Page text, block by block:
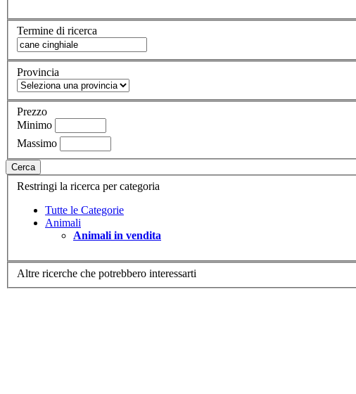
Termine di ricerca
Provincia
Prezzo
Minimo
Massimo
Cerca
Restringi la ricerca per categoria
Tutte le Categorie
Animali
Animali in vendita
Altre ricerche che potrebbero interessarti